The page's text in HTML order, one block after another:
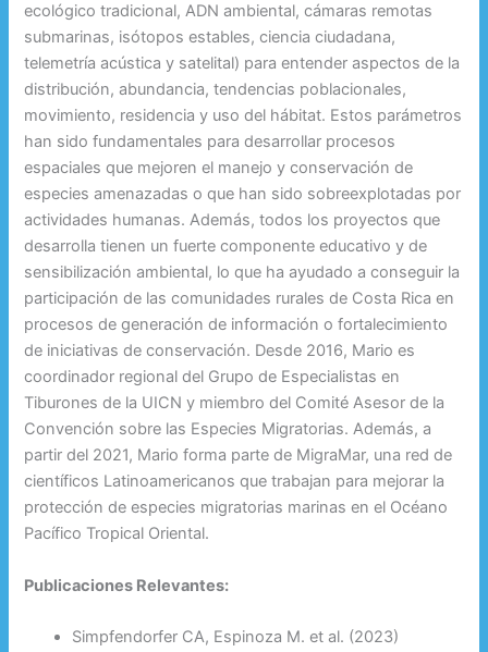
ecológico tradicional, ADN ambiental, cámaras remotas
submarinas, isótopos estables, ciencia ciudadana,
telemetría acústica y satelital) para entender aspectos de la
distribución, abundancia, tendencias poblacionales,
movimiento, residencia y uso del hábitat. Estos parámetros
han sido fundamentales para desarrollar procesos
espaciales que mejoren el manejo y conservación de
especies amenazadas o que han sido sobreexplotadas por
actividades humanas. Además, todos los proyectos que
desarrolla tienen un fuerte componente educativo y de
sensibilización ambiental, lo que ha ayudado a conseguir la
participación de las comunidades rurales de Costa Rica en
procesos de generación de información o fortalecimiento
de iniciativas de conservación. Desde 2016, Mario es
coordinador regional del Grupo de Especialistas en
Tiburones de la UICN y miembro del Comité Asesor de la
Convención sobre las Especies Migratorias. Además, a
partir del 2021, Mario forma parte de MigraMar, una red de
científicos Latinoamericanos que trabajan para mejorar la
protección de especies migratorias marinas en el Océano
Pacífico Tropical Oriental.
Publicaciones Relevantes:
Simpfendorfer CA, Espinoza M. et al. (2023)